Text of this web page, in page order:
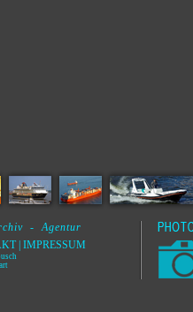
- Agentur
| IMPRESSUM